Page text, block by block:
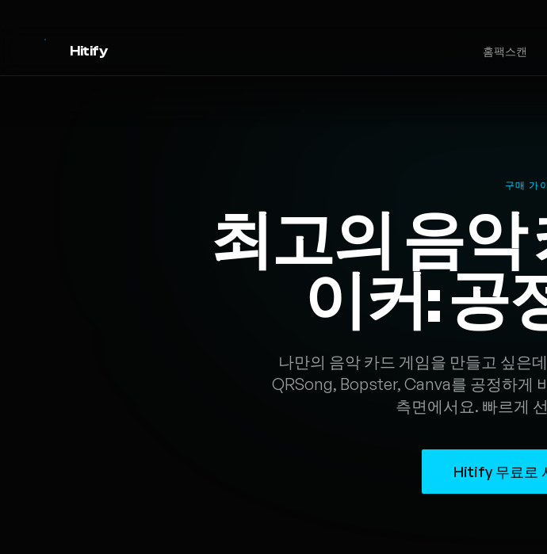
Hitify 홈팩스캔
구매 가
최고의 음악
이커: 공
나만의 음악 카드 게임을 만들고 싶은
QRSong, Bopster, Canva를 공정하게
측면에서요. 빠르게
Hitify 무료로